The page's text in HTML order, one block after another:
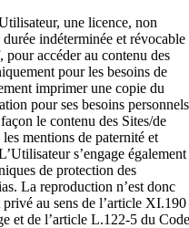
une licence, non
indéterminée et révocable
accéder au contenu des
pour les besoins de
imprimer une copie du
pour ses besoins
le contenu des Sites/de
mentions de paternité et
s’engage également
de protection des
La reproduction n’est donc
au sens de l’article XI.190
et de l’article L.122-5 du Code